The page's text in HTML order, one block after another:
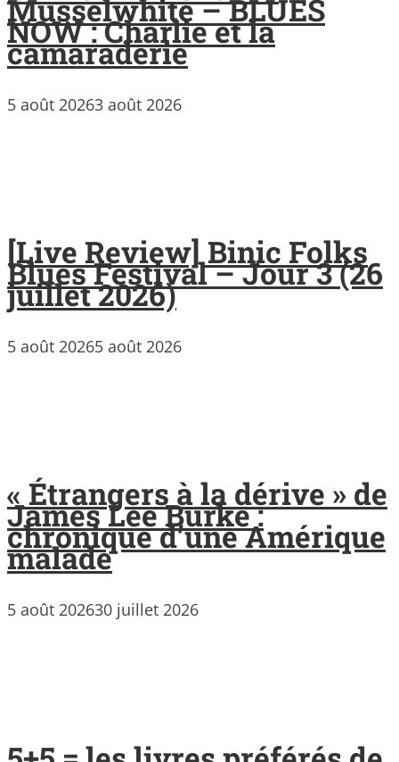
Musselwhite – BLUES
NOW : Charlie et la
camaraderie
5 août 20263 août 2026
[Live Review] Binic Folks
Blues Festival – Jour 3 (26
juillet 2026)
5 août 20265 août 2026
« Étrangers à la dérive » de
James Lee Burke :
chronique d’une Amérique
malade
5 août 202630 juillet 2026